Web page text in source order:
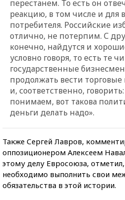
перестанем. То есть он
реакцию, в том числе и для
потребителя. Российские
отлично, не потерпим. С
конечно, найдутся и
условно говоря, то есть те
государственные
продолжать вести
и, соответственно,
понимаем, вот такова
деньги делать надо».
Также Сергей Лавров,
оппозиционером Алексеем
этому делу Евросоюза,
необходимо выполнить свои
обязательства в этой истории.